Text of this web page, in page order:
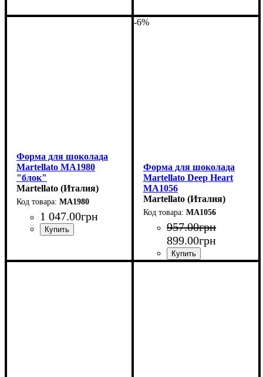
Форма для шоколада
Martellato MA1980
"блок"
(25х25мм,h13мм,9гр)
Martellato (Италия)
MA1980
1 047.00грн
-6%
Форма для шоколада
Martellato Deep Heart
MA1056
(27x27мм,h16мм,11гр)
Martellato (Италия)
MA1056
957.00грн
899.00грн